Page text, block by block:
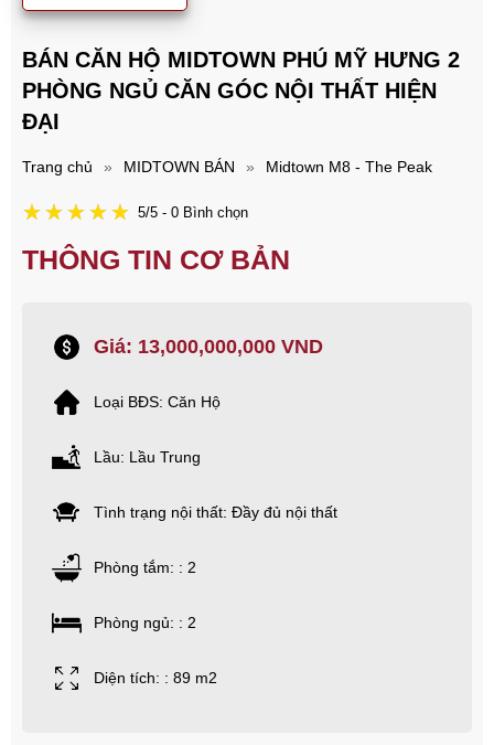
BÁN CĂN HỘ MIDTOWN PHÚ MỸ HƯNG 2
PHÒNG NGỦ CĂN GÓC NỘI THẤT HIỆN
ĐẠI
Trang chủ » MIDTOWN BÁN » Midtown M8 - The Peak
5/5 - 0 Bình chọn
THÔNG TIN CƠ BẢN
Giá: 13,000,000,000 VND
Loại BĐS: Căn Hộ
Lầu: Lầu Trung
Tình trạng nội thất: Đầy đủ nội thất
Phòng tắm: : 2
Phòng ngủ: : 2
Diện tích: : 89 m2